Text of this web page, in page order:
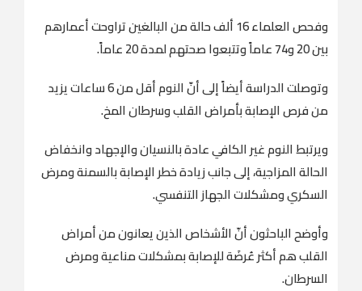
وفحص العلماء 16 ألف حالة من البالغين تراوحت أعمارهم
بين 20 و74 عاماً وتتبعوا صحتهم لمدة 20 عاماً.
وتوصلت الدراسة أيضاً إلى أنّ النوم أقل من 6 ساعات يزيد
من فرص الإصابة بأمراض القلب وسرطان المخ.
ويرتبط النوم غير الكافي عادة بالنسيان والإجهاد وانخفاض
الحالة المزاجية، إلى جانب زيادة خطر الإصابة بالسمنة ومرض
السكري ومشكلات الجهاز التنفسي.
وأوضح الباحثون أنّ الأشخاص الذين يعانون من أمراض
القلب هم أكثر عُرضَة للإصابة بمشكلات مناعية ومرض
السرطان.